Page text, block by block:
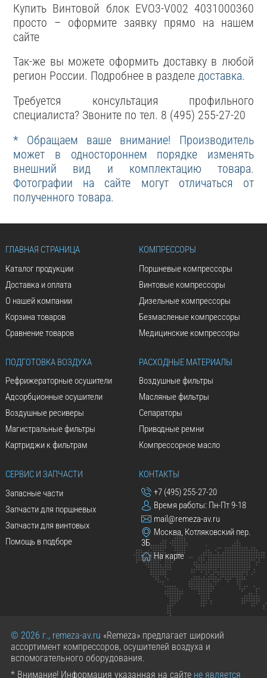
Купить Винтовой блок EVO3-V002 4031000360
просто – оформите заявку прямо на нашем
сайте
Так-же вы можете оформить доставку в любой
регион России. Подробнее в разделедоставка.
Требуется консультация профильного
специалиста? Звоните по тел. 8 (495) 255-27-20
* Обращаем ваше внимание! Производитель
может в одностороннем порядке изменять
внешний вид и комплектацию товара.
Фотографии на сайте могут отличаться от
полученного товара.
ГЛАВНАЯ СТРАНИЦА
Каталог продукции
Доставка и оплата
О нашей компании
Корзина товаров
Сравнение товаров
КОМПРЕССОРЫ
Поршневые компрессоры
Винтовые компрессоры
Дизельные компрессоры
Безмасленые компрессоры
Медицинские компрессоры
ПОДГОТОВКА ВОЗДУХА
Рефрижераторные осушители
Адсорбционные осушители
Воздушные ресиверы
Магистральные фильтры
Картриджи к фильтрам
РАСХОДНЫЕ МАТЕРИАЛЫ
Воздушные фильтры
Масляные фильтры
Сепараторы
Приводные ремни
Компрессорное масло
СЕРВИС И ЗАПЧАСТИ
Запасные части
Запчасти для поршневых
Запчасти для винтовых
Помощь в подборе
КОНТАКТЫ
+7 (495) 255-27-20
Время работы: Пн-Пт 9-18
mail@remeza-av.ru
Москва, Котляковский пер.
3Б
На карте
© 2026 г., remeza-av.ru «Remeza» предлагает широкий
ассортимент компрессоров, осушителей воздуха и
вспомогательного оборудования.
* Внимание! Информация указанная на сайте не является